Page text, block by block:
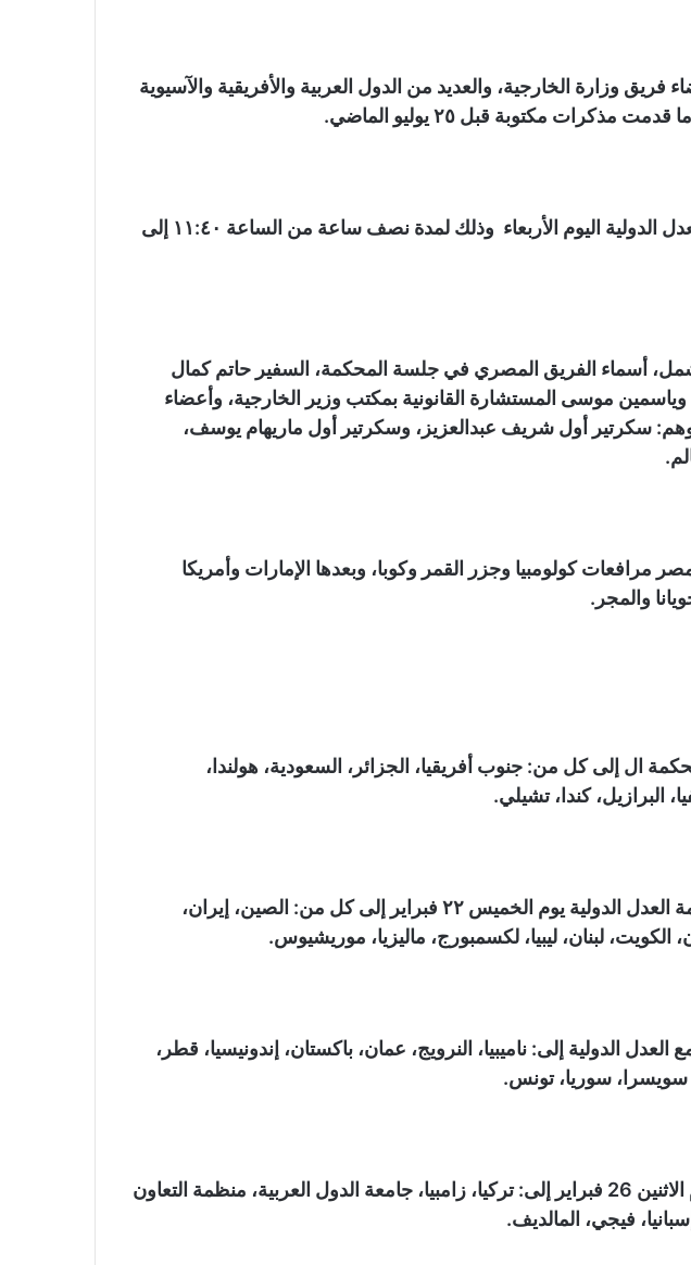
وزارة الخارجية، والعديد من الدول العربية والأفريقية والآسيوية
مكتوبة قبل ٢٥ يوليو الماضي.
وتترافع مصر أمام محكمة العدل الدولية اليوم الأربعاء وذلك لمدة نصف ساعة من الساعة ١١:٤٠ إلى
أسماء الفريق المصري في جلسة المحكمة، السفير حاتم كمال
موسى المستشارة القانونية بمكتب وزير الخارجية، وأعضاء
سكرتير أول شريف عبدالعزيز، وسكرتير أول ماريهام يوسف،
مرافعات كولومبيا وجزر القمر وكوبا، وبعدها الإمارات وأمريكا
والمجر.
ال إلى كل من: جنوب أفريقيا، الجزائر، السعودية، هولندا،
البرازيل، كندا، تشيلي.
ومن المقرر أن تستمع محكمة العدل الدولية يوم الخميس ٢٢ فبراير إلى كل من: الصين، إيران،
الكويت، لبنان، ليبيا، لكسمبورج، ماليزيا، موريشيوس.
فبراير تستمع العدل الدولية إلى: ناميبيا، النرويج، عمان، باكستان، إندونيسيا، قطر،
سويسرا، سوريا، تونس.
كما تستمع العدل الدولية يوم الاثنين 26 فبراير إلى: تركيا، زامبيا، جامعة الدول العربية، منظمة التعاون
فيجي، المالديف.